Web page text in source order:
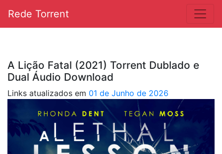
Rede Torrent
A Lição Fatal (2021) Torrent Dublado e
Dual Áudio Download
Links atualizados em 01 de Junho de 2026